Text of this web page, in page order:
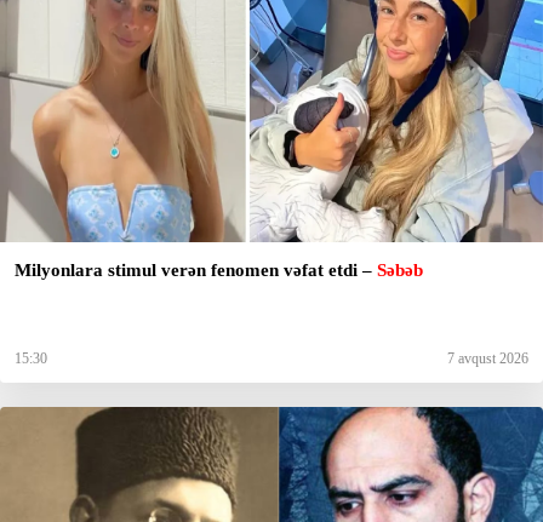
Milyonlara stimul verən fenomen vəfat etdi – Səbəb
15:30 7 avqust 2026